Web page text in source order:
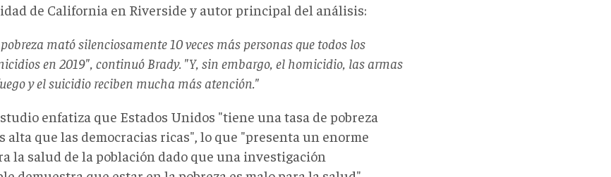
de California en Riverside y autor principal del análisis:
mató silenciosamente 10 veces más personas que todos los
en 2019", continuó Brady. "Y, sin embargo, el homicidio, las armas
y el suicidio reciben mucha más atención."
enfatiza que Estados Unidos "tiene una tasa de pobreza
alta que las democracias ricas", lo que "presenta un enorme
la salud de la población dado que una investigación